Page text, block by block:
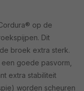
op de
Dit
broek extra sterk.
goede pasvorm,
extra stabiliteit
worden scheuren